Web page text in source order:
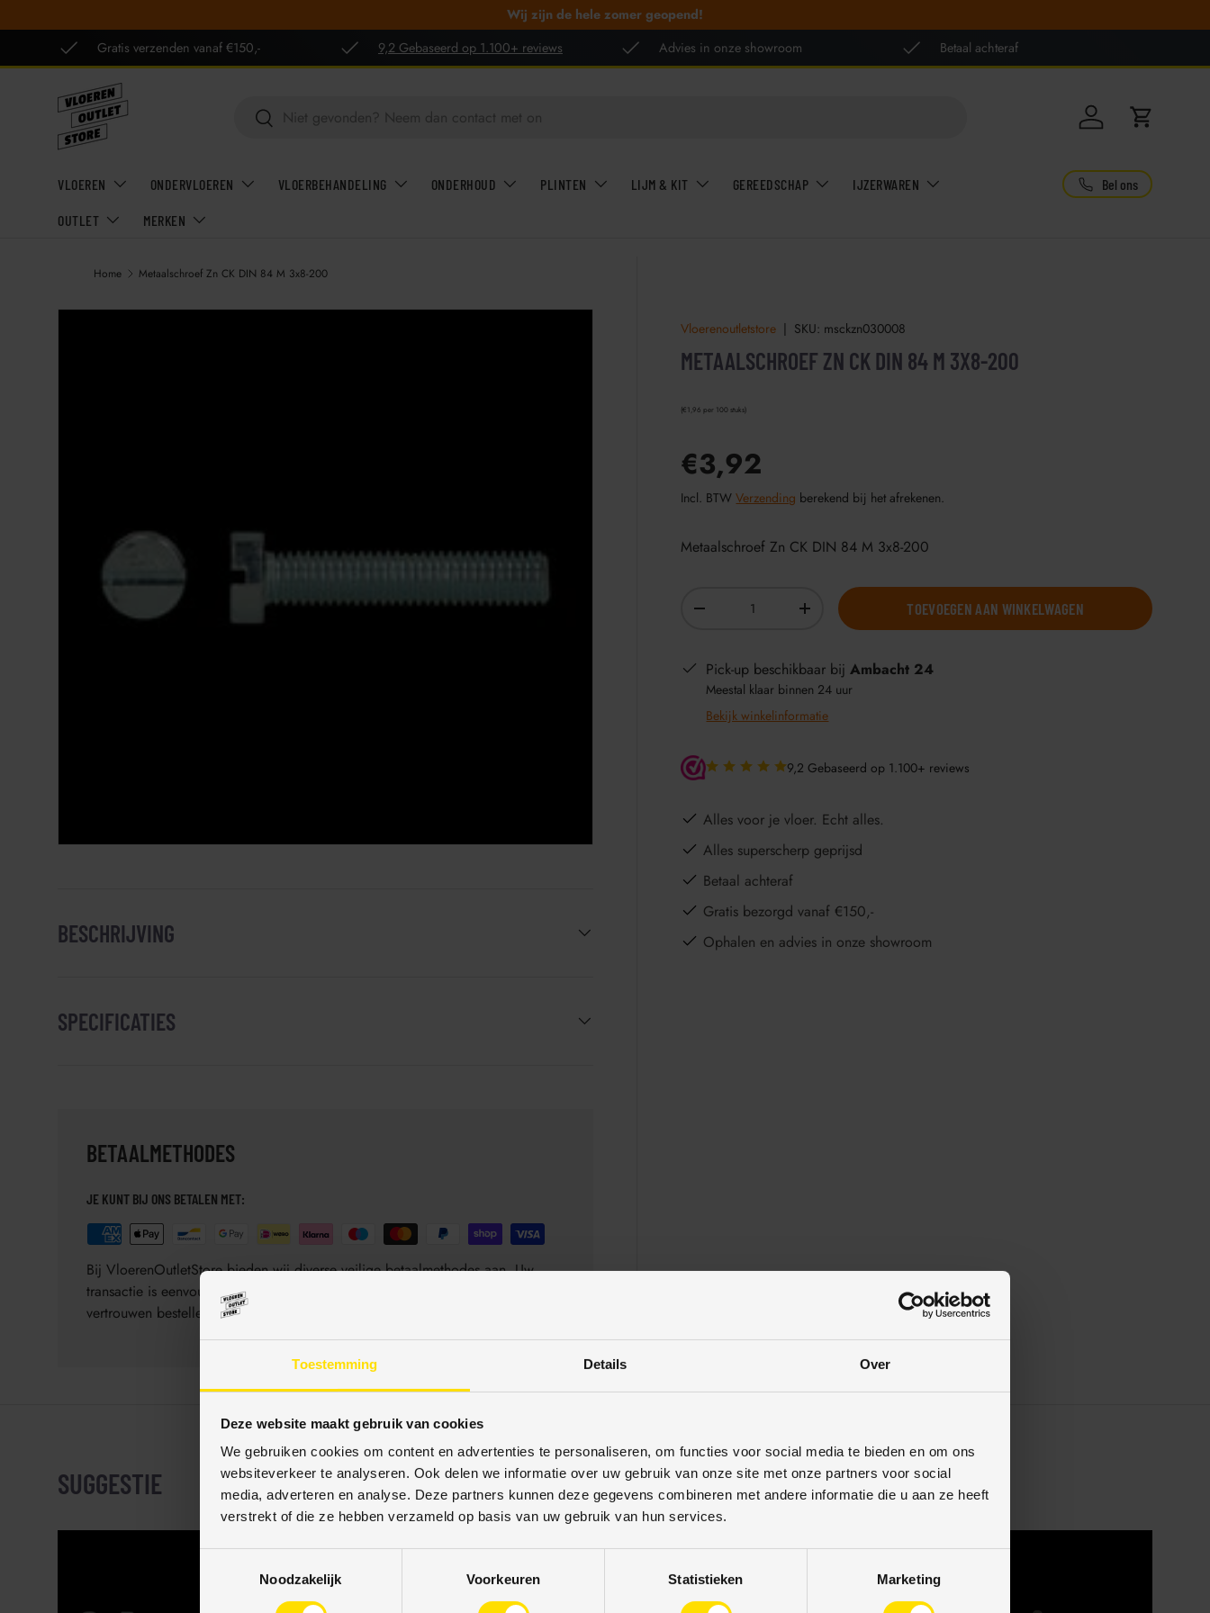
Toestemming Details Over
Deze website maakt gebruik van cookies
We gebruiken cookies om content en advertenties te personaliseren, om functies voor social media te bieden en om ons
websiteverkeer te analyseren. Ook delen we informatie over uw gebruik van onze site met onze partners voor social
media, adverteren en analyse. Deze partners kunnen deze gegevens combineren met andere informatie die u aan ze heeft
verstrekt of die ze hebben verzameld op basis van uw gebruik van hun services.
Noodzakelijk Voorkeuren Statistieken Marketing
GA NAAR INHOUD
Wij zijn de hele zomer geopend!
Gratis verzenden vanaf €150,-
9,2 Gebaseerd op 1.100+ reviews Advies in onze showroom Betaal achteraf
Zoeken
Zoeken Inloggen
VLOEREN ONDERVLOEREN VLOERBEHANDELING ONDERHOUD PLINTEN LIJM & KIT GEREEDSCHAP IJZERWAREN
OUTLET MERKEN
Bel ons
Home Metaalschroef Zn CK DIN 84 M 3x8-200
Vloerenoutletstore | SKU: msckzn030008
METAALSCHROEF ZN CK DIN 84 M 3X8-200
€1,96 per 100 stuks
€3,92
Incl. BTWVerzending berekend bij het afrekenen.
Metaalschroef Zn CK DIN 84 M 3x8-200
-
+ TOEVOEGEN AAN WINKELWAGEN
Pick-up beschikbaar bijAmbacht 24
Meestal klaar binnen 24 uur
Bekijk winkelinformatie
9,2 Gebaseerd op 1.100+ reviews
Alles voor je vloer. Echt alles.
Alles superscherp geprijsd
Betaal achteraf
Gratis bezorgd vanaf €150,-
Ophalen en advies in onze showroom
BESCHRIJVING
SPECIFICATIES
BETAALMETHODES
JE KUNT BIJ ONS BETALEN MET:
Bij VloerenOutletStore bieden wij diverse veilige betaalmethodes aan. Uw
transactie is eenvoudig, veilig en gegarandeerd beschermd. U kunt met
vertrouwen bestellen.
SUGGESTIE